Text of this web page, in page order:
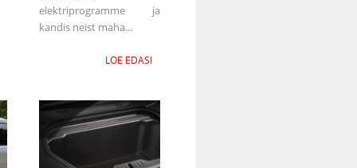
elektriprogramme ja
kandis neist maha...
LOE EDASI